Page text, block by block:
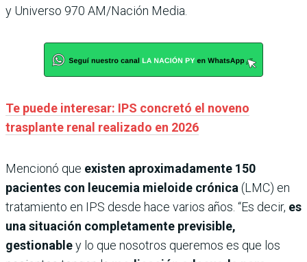
y Universo 970 AM/Nación Media.
Te puede interesar: IPS concretó el noveno
trasplante renal realizado en 2026
Mencionó que existen aproximadamente 150
pacientes con leucemia mieloide crónica(LMC) en
tratamiento en IPS desde hace varios años. “Es decir, es
una situación completamente previsible,
gestionabley lo que nosotros queremos es que los